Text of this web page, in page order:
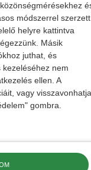
módszerrel szerzett
helyre kattintva
Másik
juthat, és
nem
ellen. A
vagy visszavonhatja
gombra.